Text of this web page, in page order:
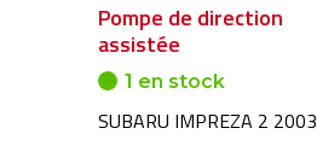
Pompe de direction
assistée
1 en stock
SUBARU IMPREZA 2 2003